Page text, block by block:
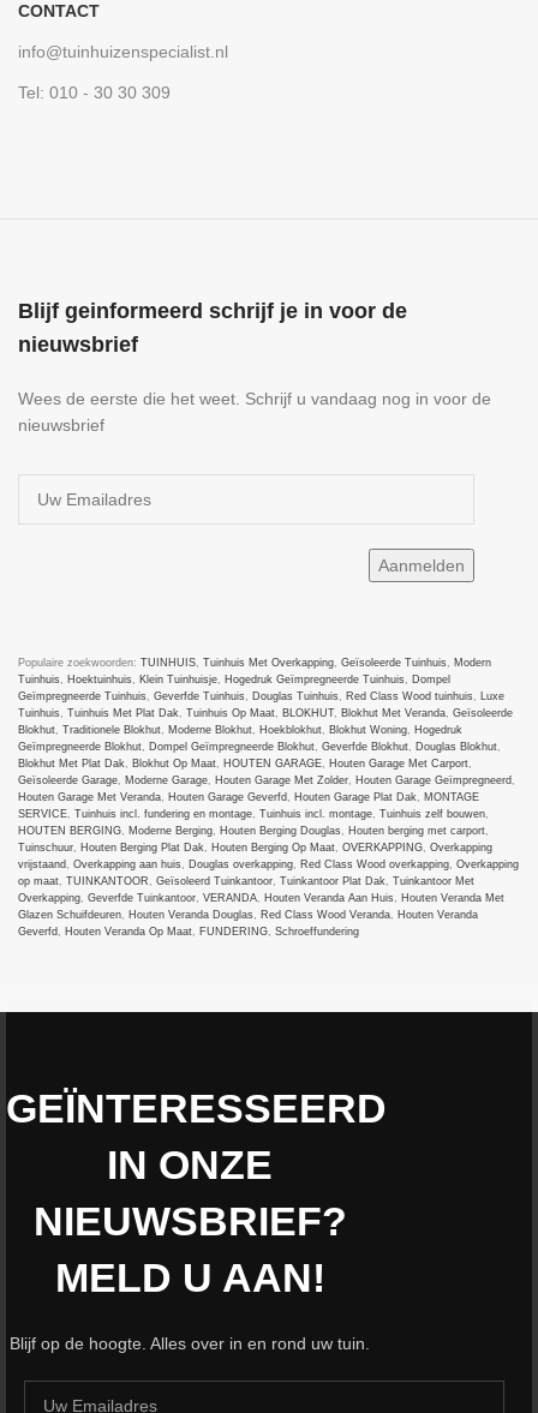
CONTACT
info@tuinhuizenspecialist.nl
Tel: 010 - 30 30 309
Blijf geinformeerd schrijf je in voor de
nieuwsbrief
Wees de eerste die het weet. Schrijf u vandaag nog in voor de
nieuwsbrief
Populaire zoekwoorden: TUINHUIS, Tuinhuis Met Overkapping, Geïsoleerde Tuinhuis , Modern
Tuinhuis , Hoektuinhuis , Klein Tuinhuisje, Hogedruk Geïmpregneerde Tuinhuis , Dompel
Geïmpregneerde Tuinhuis , Geverfde Tuinhuis , Douglas Tuinhuis , Red Class Wood tuinhuis , Luxe
Tuinhuis , Tuinhuis Met Plat Dak, Tuinhuis Op Maat, BLOKHUT, Blokhut Met Veranda, Geïsoleerde
Blokhut, Traditionele Blokhut, Moderne Blokhut, Hoekblokhut, Blokhut Woning, Hogedruk
Geïmpregneerde Blokhut, Dompel Geïmpregneerde Blokhut, Geverfde Blokhut, Douglas Blokhut,
Blokhut Met Plat Dak, Blokhut Op Maat, HOUTEN GARAGE, Houten Garage Met Carport,
Geïsoleerde Garage, Moderne Garage, Houten Garage Met Zolder, Houten Garage Geïmpregneerd ,
Houten Garage Met Veranda, Houten Garage Geverfd , Houten Garage Plat Dak, MONTAGE
SERVICE, Tuinhuis incl. fundering en montage, Tuinhuis incl. montage, Tuinhuis zelf bouwen,
HOUTEN BERGING, Moderne Berging, Houten Berging Douglas , Houten berging met carport,
Tuinschuur, Houten Berging Plat Dak, Houten Berging Op Maat, OVERKAPPING, Overkapping
vrijstaand , Overkapping aan huis , Douglas overkapping, Red Class Wood overkapping, Overkapping
op maat, TUINKANTOOR , Geïsoleerd Tuinkantoor, Tuinkantoor Plat Dak, Tuinkantoor Met
Overkapping, Geverfde Tuinkantoor, VERANDA, Houten Veranda Aan Huis , Houten Veranda Met
Glazen Schuifdeuren, Houten Veranda Douglas , Red Class Wood Veranda, Houten Veranda
Geverfd , Houten Veranda Op Maat, FUNDERING, Schroeffundering
GEÏNTERESSEERD
IN ONZE
NIEUWSBRIEF?
MELD U AAN!
Blijf op de hoogte. Alles over in en rond uw tuin.